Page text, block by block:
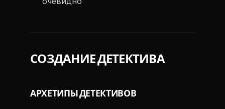
СОЗДАНИЕ ДЕТЕКТИВА
АРХЕТИПЫ ДЕТЕКТИВОВ